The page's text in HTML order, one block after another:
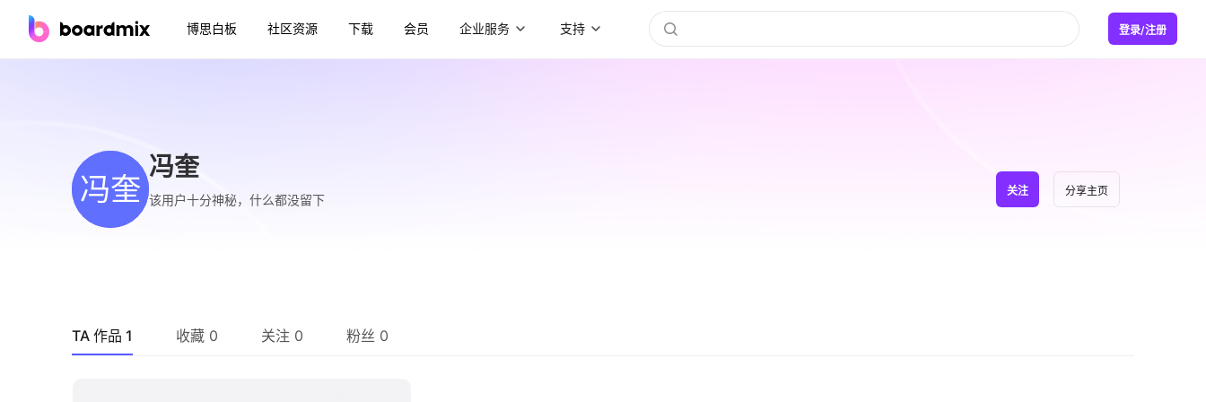
博思白板 社区资源 下载 会员 企业服务 支持 登录/注册
冯奎
冯奎
该用户十分神秘，什么都没留下
关注 分享主页
TA 作品 1 收藏 0 关注 0 粉丝 0